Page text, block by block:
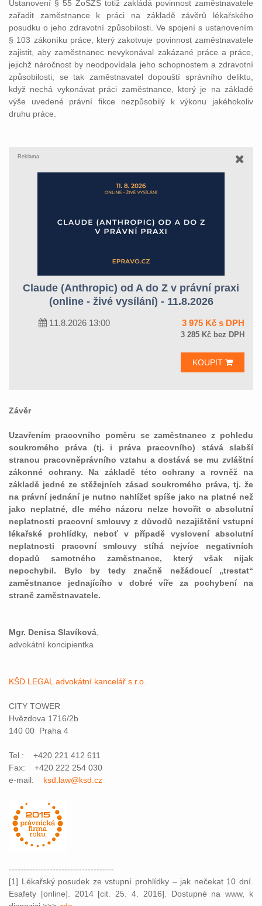
Ustanovení § 55 ZoSZS totiž zakládá povinnost zaměstnavatele
zařadit zaměstnance k práci na základě závěrů lékařského
posudku o jeho zdravotní způsobilosti. Ve spojení s ustanovením
§ 103 zákoníku práce, který zakotvuje povinnost zaměstnavatele
zajistit, aby zaměstnanec nevykonával zakázané práce a práce,
jejichž náročnost by neodpovídala jeho schopnostem a zdravotní
způsobilosti, se tak zaměstnavatel dopouští správního deliktu,
když nechá vykonávat práci zaměstnance, který je na základě
výše uvedené právní fikce nezpůsobilý k výkonu jakéhokoliv
druhu práce.
Reklama
Claude (Anthropic) od A do Z v právní praxi
(online - živé vysílání) - 11.8.2026
11.8.2026 13:00 3 975 Kč s DPH
3 285 Kč bez DPH
KOUPIT
Závěr
Uzavřením pracovního poměru se zaměstnanec z pohledu
soukromého práva (tj. i práva pracovního) stává slabší
stranou pracovněprávního vztahu a dostává se mu zvláštní
zákonné ochrany. Na základě této ochrany a rovněž na
základě jedné ze stěžejních zásad soukromého práva, tj. že
na právní jednání je nutno nahlížet spíše jako na platné než
jako neplatné, dle mého názoru nelze hovořit o absolutní
neplatnosti pracovní smlouvy z důvodů nezajištění vstupní
lékařské prohlídky, neboť v případě vyslovení absolutní
neplatnosti pracovní smlouvy stíhá nejvíce negativních
dopadů samotného zaměstnance, který však nijak
nepochybil. Bylo by tedy značně nežádoucí „trestat“
zaměstnance jednajícího v dobré víře za pochybení na
straně zaměstnavatele.
Mgr. Denisa Slavíková
advokátní koncipientka
KŠD LEGAL advokátní kancelář s.r.o.
CITY TOWER
Hvězdova 1716/2b
140 00 Praha 4
Tel.: +420 221 412 611
Fax: +420 222 254 030
e-mail: ksd.law@ksd.cz
------------------------------------
[1] Lékařský posudek ze vstupní prohlídky – jak nečekat 10 dní.
Esafety [online]. 2014 [cit. 25. 4. 2016]. Dostupné na www, k